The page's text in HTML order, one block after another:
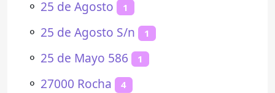
⚬ 25 de Agosto 1
⚬ 25 de Agosto S/n 1
⚬ 25 de Mayo 586 1
⚬ 27000 Rocha 4